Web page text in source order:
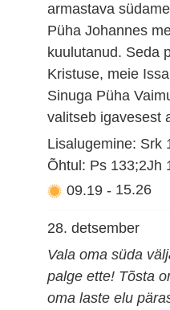
armastava
Püha Johannes
kuulutanud. Seda
Kristuse, meie
Sinuga Püha
valitseb igavesest
Lisalugemine: Srk
Õhtul: Ps 133;2Jh
09.19 - 15.26
28. detsember
Vala oma süda
palge ette! Tõsta
oma laste elu